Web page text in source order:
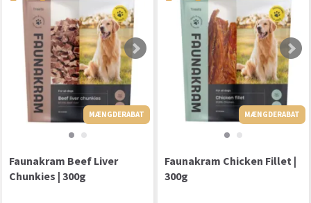
MÆNGDERABAT MÆNGDERABAT
Faunakram Beef Liver
Chunkies | 300g
MÆNGDERABAT
Faunakram Chicken Fillet |
300g